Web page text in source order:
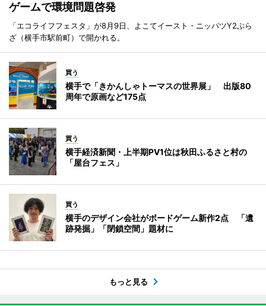
ゲームで環境問題啓発
「エコライフフェスタ」が8月9日、よこてイースト・ニッパツY2ぷら
ざ（横手市駅前町）で開かれる。
買う
横手で「きかんしゃトーマスの世界展」 出版80
周年で原画など175点
買う
横手経済新聞・上半期PV1位は秋田ふるさと村の
「屋台フェス」
買う
横手のデザイン会社がボードゲーム新作2点 「遺
跡発掘」「閉鎖空間」題材に
もっと見る